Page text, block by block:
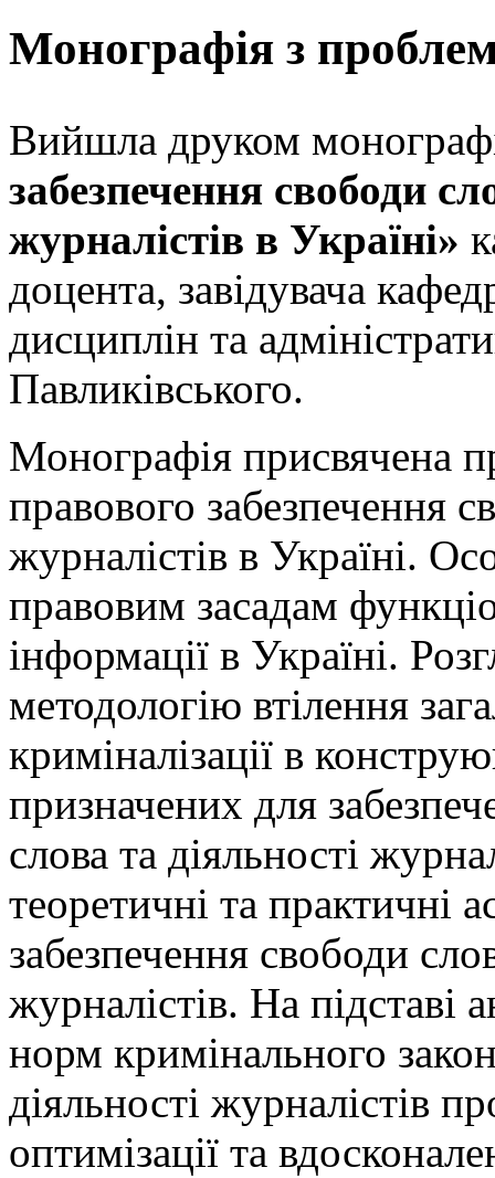
Монографія з
Вийшла друком
забезпечення свободи
журналістів в Україні»
доцента, завідувача
дисциплін та
Павликівського.
Монографія присвячена
правового забезпечення
журналістів в Україні.
правовим засадам
інформації в Україні.
методологію втілення
криміналізації в
призначених для
слова та діяльності
теоретичні та практичні
забезпечення свободи
журналістів. На підставі
норм кримінального
діяльності журналістів
оптимізації та